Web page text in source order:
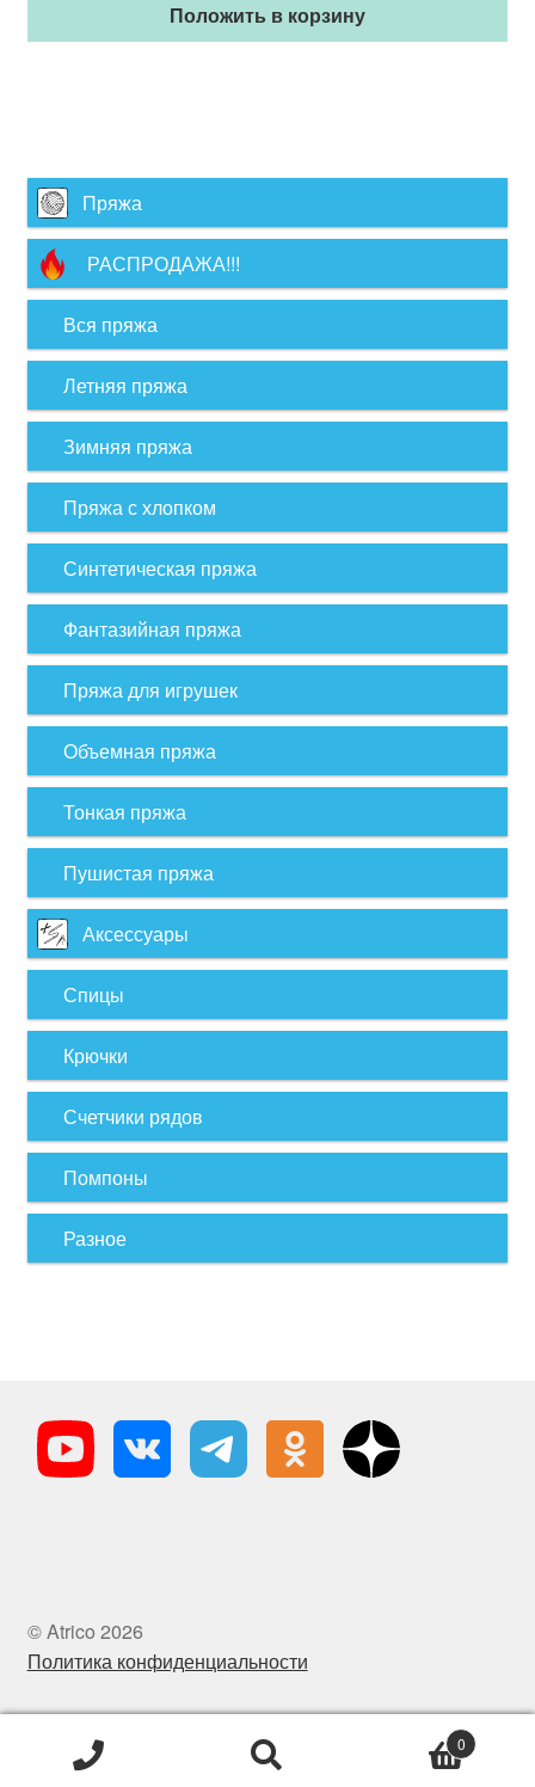
Положить в корзину
Пряжа
РАСПРОДАЖА!!!
Вся пряжа
Летняя пряжа
Зимняя пряжа
Пряжа с хлопком
Синтетическая пряжа
Фантазийная пряжа
Пряжа для игрушек
Объемная пряжа
Тонкая пряжа
Пушистая пряжа
Аксессуары
Спицы
Крючки
Счетчики рядов
Помпоны
Разное
© Atrico 2026
Политика конфиденциальности
0